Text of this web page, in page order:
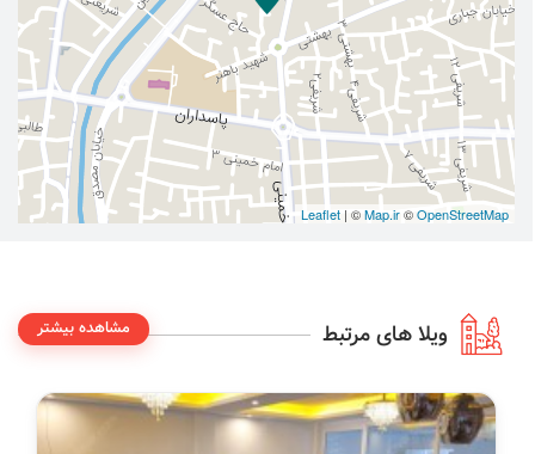
Leaflet | ©Map.ir©OpenStreetMap
ویلا های مرتبط مشاهده بیشتر